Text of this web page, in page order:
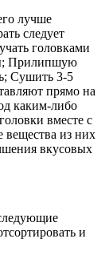
лучше
следует
головками
Прилипшую
Сушить 3-5
прямо на
каким-либо
вместе с
вещества из них
вкусовых
и